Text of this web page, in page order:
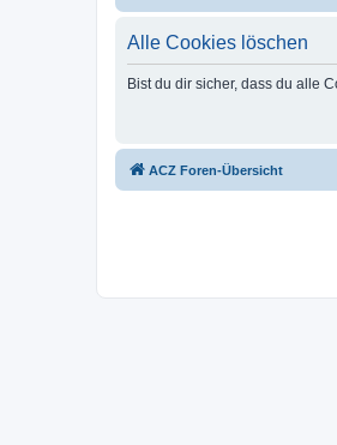
Alle Cookies löschen
Bist du dir sicher, dass du alle
ACZ Foren-Übersicht